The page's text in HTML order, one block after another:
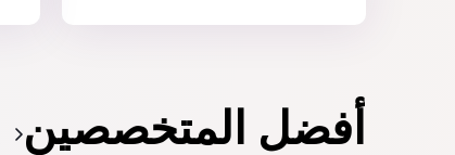
أفضل المتخصصين